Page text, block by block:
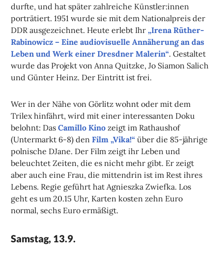
durfte, und hat später zahlreiche Künstler:innen
porträtiert. 1951 wurde sie mit dem Nationalpreis der
DDR ausgezeichnet. Heute erlebt Ihr„Irena Rüther-
Rabinowicz – Eine audiovisuelle Annäherung an das
Leben und Werk einer Dresdner Malerin“. Gestaltet
wurde das Projekt von Anna Quitzke, Jo Siamon Salich
und Günter Heinz. Der Eintritt ist frei.
Wer in der Nähe von Görlitz wohnt oder mit dem
Trilex hinfährt, wird mit einer interessanten Doku
belohnt: DasCamillo Kino zeigt im Rathaushof
(Untermarkt 6-8) denFilm „Vika!“ über die 85-jährige
polnische DJane. Der Film zeigt ihr Leben und
beleuchtet Zeiten, die es nicht mehr gibt. Er zeigt
aber auch eine Frau, die mittendrin ist im Rest ihres
Lebens. Regie geführt hat Agnieszka Zwiefka. Los
geht es um 20.15 Uhr, Karten kosten zehn Euro
normal, sechs Euro ermäßigt.
Samstag, 13.9.